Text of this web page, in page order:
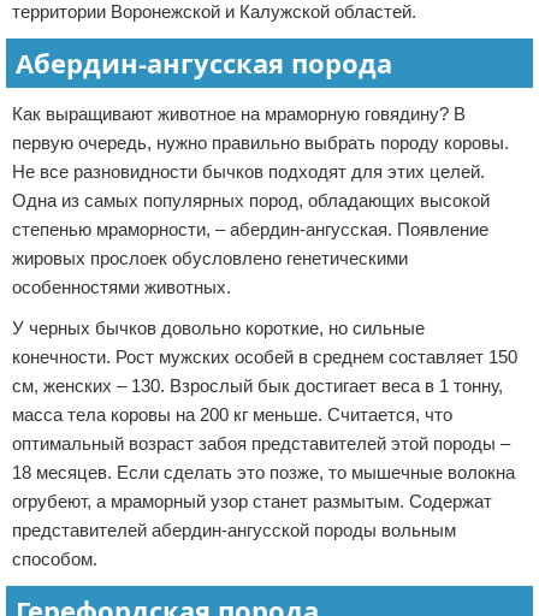
территории Воронежской и Калужской областей.
Абердин-ангусская порода
Как выращивают животное на мраморную говядину? В
первую очередь, нужно правильно выбрать породу коровы.
Не все разновидности бычков подходят для этих целей.
Одна из самых популярных пород, обладающих высокой
степенью мраморности, – абердин-ангусская. Появление
жировых прослоек обусловлено генетическими
особенностями животных.
У черных бычков довольно короткие, но сильные
конечности. Рост мужских особей в среднем составляет 150
см, женских – 130. Взрослый бык достигает веса в 1 тонну,
масса тела коровы на 200 кг меньше. Считается, что
оптимальный возраст забоя представителей этой породы –
18 месяцев. Если сделать это позже, то мышечные волокна
огрубеют, а мраморный узор станет размытым. Содержат
представителей абердин-ангусской породы вольным
способом.